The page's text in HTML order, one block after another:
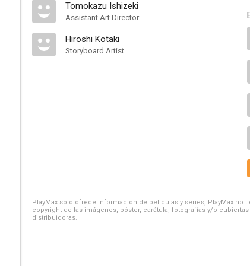
Tomokazu Ishizeki
Assistant Art Director
Hiroshi Kotaki
Storyboard Artist
PlayMax solo ofrece información de películas y series, PlayMax
copyright de las imágenes, póster, carátula, fotografías y/o
distribuidoras.